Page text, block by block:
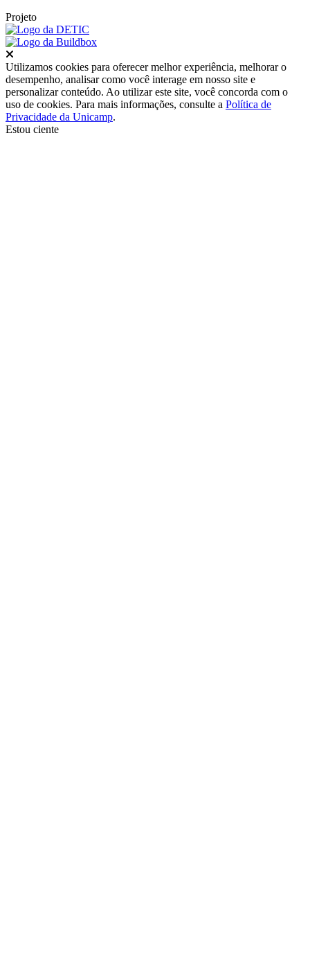
Projeto
Utilizamos cookies para oferecer melhor experiência, melhorar o
desempenho, analisar como você interage em nosso site e
personalizar conteúdo. Ao utilizar este site, você concorda com o
uso de cookies. Para mais informações, consulte a Política de
Privacidade da Unicamp.
Estou ciente